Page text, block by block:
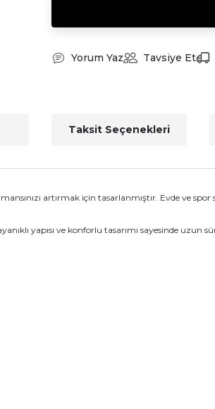
Yorum Yaz Tavsiye Et
Taksit Seçenekleri
artırmak için tasarlanmıştır. Evde ve
yapısı ve konforlu tasarımı sayesinde uzun